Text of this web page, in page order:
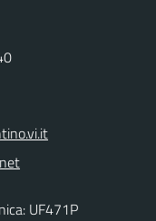
UF471P